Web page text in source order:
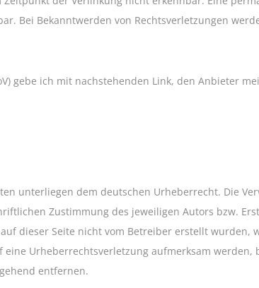
Bei Bekanntwerden von Rechtsverletzungen
gebe ich mit nachstehenden Link, den Anbieter
unterliegen dem deutschen Urheberrecht. Die
Zustimmung des jeweiligen Autors bzw.
dieser Seite nicht vom Betreiber erstellt
Urheberrechtsverletzung aufmerksam
entfernen.